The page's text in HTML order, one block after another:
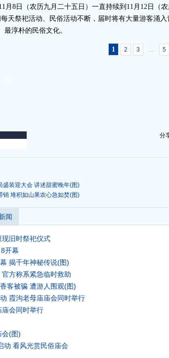
8日（农历九月二十五日）一直持续到11月12日（
天祭祀活动、民俗活动不断，届时将有大量游客涌
最淳朴的民俗文化。
1 2 3 ... 5
分
盛装迎大会 讲述甜蜜晚年(图)
销 堆积如山果农心急如焚(图)
闻
旧时祭祀仪式
开幕
揭千年神秘传说(图)
方称系紧急临时救助
客被骗 遭游人围观(图)
霞沟老母庙庙会同时举行
会同时举行
会(图)
动 看风光赏民俗庙会